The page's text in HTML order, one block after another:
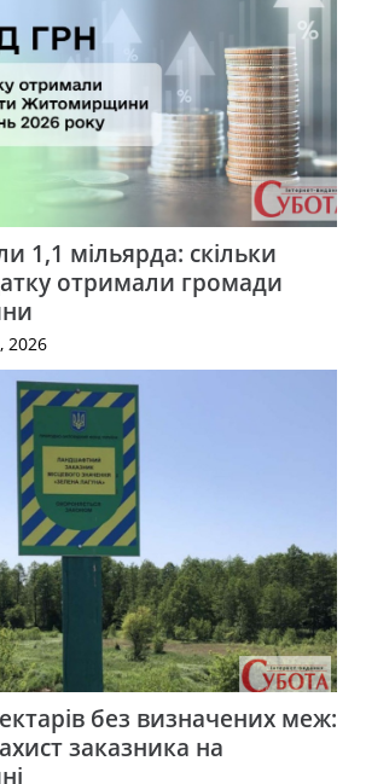
1,1 мільярда: скільки
отримали громади
2026
без визначених меж:
заказника на